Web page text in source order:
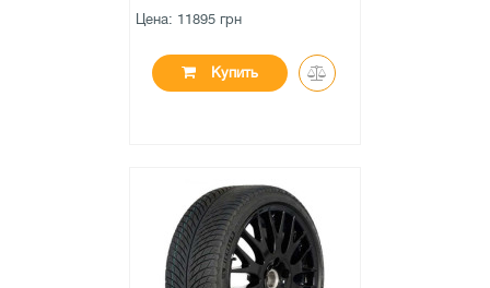
Цена: 11895 грн
Купить
нет в наличии
0 отзывов